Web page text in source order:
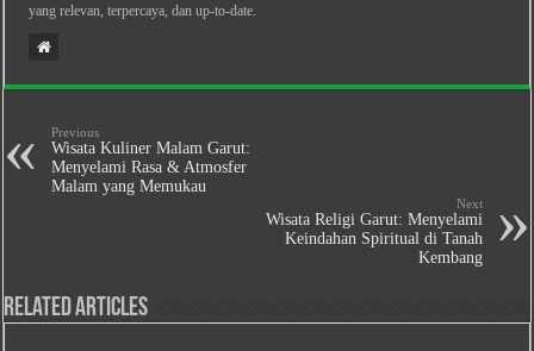
yang relevan, terpercaya, dan up-to-date.
Previous
Wisata Kuliner Malam Garut:
Menyelami Rasa & Atmosfer
Malam yang Memukau
Next
Wisata Religi Garut: Menyelami
Keindahan Spiritual di Tanah
Kembang
Related Articles